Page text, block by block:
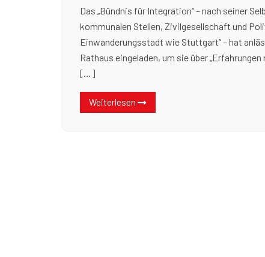
Das „Bündnis für Integration“ – nach seiner
kommunalen Stellen, Zivilgesellschaft und
Einwanderungsstadt wie Stuttgart“ – hat
Rathaus eingeladen, um sie über
[…]
Weiterlesen